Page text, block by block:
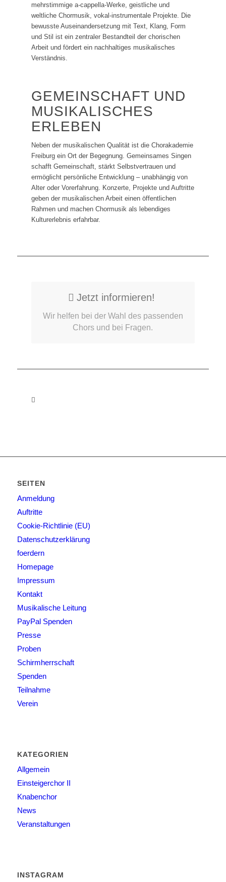
mehrstimmige a-cappella-Werke, geistliche und
weltliche Chormusik, vokal-instrumentale Projekte. Die
bewusste Auseinandersetzung mit Text, Klang, Form
und Stil ist ein zentraler Bestandteil der chorischen
Arbeit und fördert ein nachhaltiges musikalisches
Verständnis.
GEMEINSCHAFT UND
MUSIKALISCHES
ERLEBEN
Neben der musikalischen Qualität ist die Chorakademie
Freiburg ein Ort der Begegnung. Gemeinsames Singen
schafft Gemeinschaft, stärkt Selbstvertrauen und
ermöglicht persönliche Entwicklung – unabhängig von
Alter oder Vorerfahrung. Konzerte, Projekte und Auftritte
geben der musikalischen Arbeit einen öffentlichen
Rahmen und machen Chormusik als lebendiges
Kulturerlebnis erfahrbar.
Jetzt informieren!
Wir helfen bei der Wahl des passenden
Chors und bei Fragen.
SEITEN
Anmeldung
Auftritte
Cookie-Richtlinie (EU)
Datenschutzerklärung
foerdern
Homepage
Impressum
Kontakt
Musikalische Leitung
PayPal Spenden
Presse
Proben
Schirmherrschaft
Spenden
Teilnahme
Verein
KATEGORIEN
Allgemein
Einsteigerchor II
Knabenchor
News
Veranstaltungen
INSTAGRAM